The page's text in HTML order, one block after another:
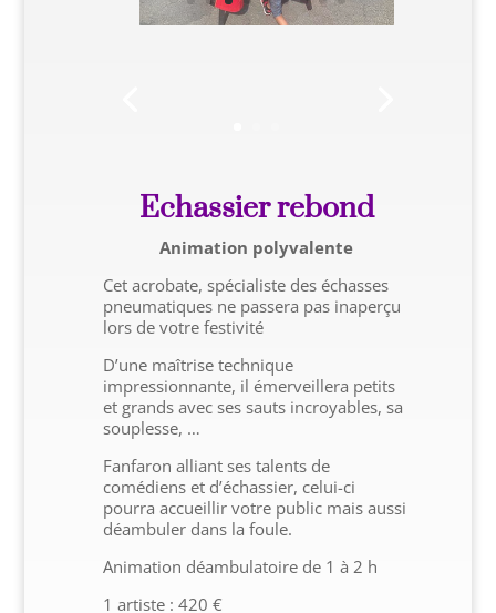
Echassier rebond
Animation polyvalente
Cet acrobate, spécialiste des échasses
pneumatiques ne passera pas inaperçu
lors de votre festivité
D’une maîtrise technique
impressionnante, il émerveillera petits
et grands avec ses sauts incroyables, sa
souplesse, …
Fanfaron alliant ses talents de
comédiens et d’échassier, celui-ci
pourra accueillir votre public mais aussi
déambuler dans la foule.
Animation déambulatoire de 1 à 2 h
1 artiste : 420 €